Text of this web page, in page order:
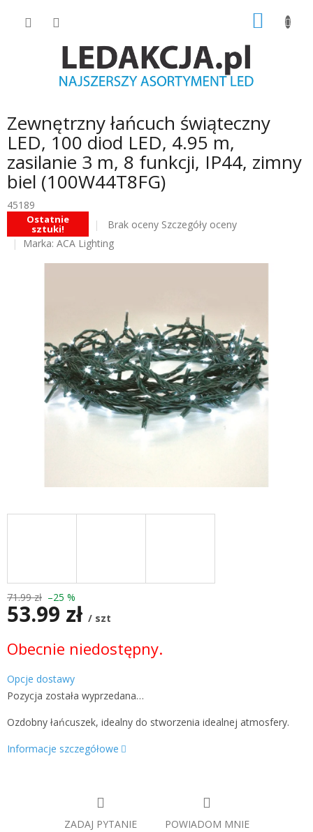
Zewnętrzny łańcuch świąteczny
LED, 100 diod LED, 4.95 m,
zasilanie 3 m, 8 funkcji, IP44, zimny
biel (100W44T8FG)
45189
Ostatnie
sztuki!
Średnia
produktu
wynosi
gwiazdek.
Brak oceny Szczegóły oceny
Marka: ACA Lighting
71.99 zł –25 %
53.99 zł / szt
jednostkowa:
Obecnie niedostępny.
Opcje dostawy
Pozycja została wyprzedana…
Ozdobny łańcuszek, idealny do stworzenia idealnej atmosfery.
Informacje szczegółowe
ZADAJ PYTANIE POWIADOM MNIE